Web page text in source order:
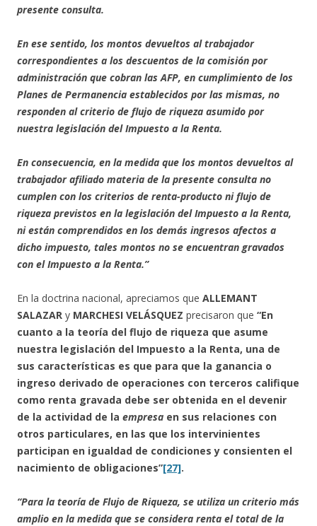
presente consulta.
En ese sentido, los montos devueltos al trabajador
correspondientes a los descuentos de la comisión por
administración que cobran las AFP, en cumplimiento de los
Planes de Permanencia establecidos por las mismas, no
responden al criterio de flujo de riqueza asumido por
nuestra legislación del Impuesto a la Renta.
En consecuencia, en la medida que los montos devueltos al
trabajador afiliado materia de la presente consulta no
cumplen con los criterios de renta-producto ni flujo de
riqueza previstos en la legislación del Impuesto a la Renta,
ni están comprendidos en los demás ingresos afectos a
dicho impuesto, tales montos no se encuentran gravados
con el Impuesto a la Renta.”
En la doctrina nacional, apreciamos que ALLEMANT
SALAZAR y MARCHESI VELÁSQUEZ precisaron que “En
cuanto a la teoría del flujo de riqueza que asume
nuestra legislación del Impuesto a la Renta, una de
sus características es que para que la ganancia o
ingreso derivado de operaciones con terceros califique
como renta gravada debe ser obtenida en el devenir
de la actividad de la empresa en sus relaciones con
otros particulares, en las que los intervinientes
participan en igualdad de condiciones y consienten el
nacimiento de obligaciones”[27].
“Para la teoría de Flujo de Riqueza, se utiliza un criterio más
amplio en la medida que se considera renta el total de la